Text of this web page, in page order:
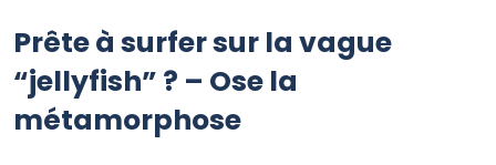
Prête à surfer sur la vague
“jellyfish” ? – Ose la
métamorphose